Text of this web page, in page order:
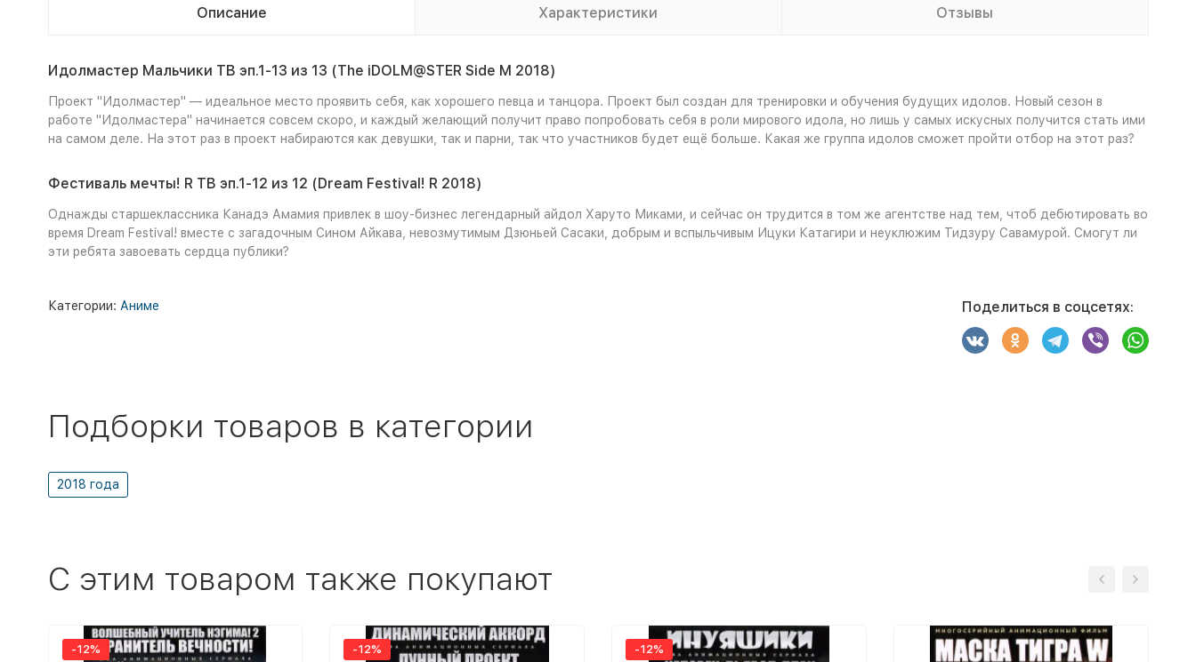
Описание Характеристики Отзывы
Идолмастер Мальчики ТВ эп.1-13 из 13 (The iDOLM@STER Side M 2018)
Проект "Идолмастер" — идеальное место проявить себя, как хорошего певца и танцора. Проект был создан для тренировки и обучения будущих идолов. Новый сезон в
работе "Идолмастера" начинается совсем скоро, и каждый желающий получит право попробовать себя в роли мирового идола, но лишь у самых искусных получится стать ими
на самом деле. На этот раз в проект набираются как девушки, так и парни, так что участников будет ещё больше. Какая же группа идолов сможет пройти отбор на этот раз?
Фестиваль мечты! R ТВ эп.1-12 из 12 (Dream Festival! R 2018)
Однажды старшеклассника Канадэ Амамия привлек в шоу-бизнес легендарный айдол Харуто Миками, и сейчас он трудится в том же агентстве над тем, чтоб дебютировать во
время Dream Festival! вместе с загадочным Сином Айкава, невозмутимым Дзюньей Сасаки, добрым и вспыльчивым Ицуки Катагири и неуклюжим Тидзуру Савамурой. Смогут ли
эти ребята завоевать сердца публики?
Категории: Аниме Поделиться в соцсетях:
Подборки товаров в категории
2018 года
C этим товаром также покупают
-12% -12% -12%